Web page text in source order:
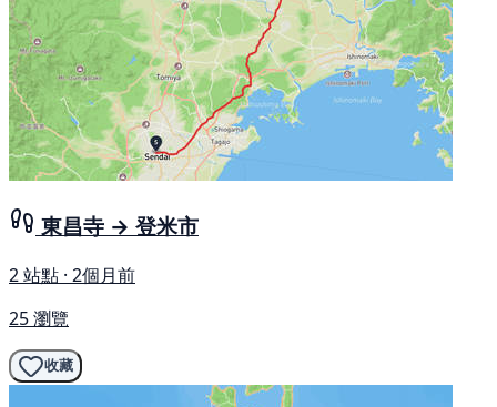
東昌寺 → 登米市
2 站點 · 2個月前
25 瀏覽
收藏